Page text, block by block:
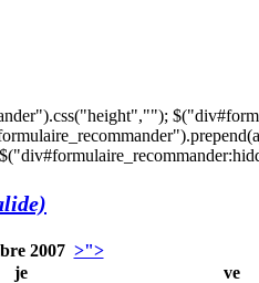
2007 >">
je ve